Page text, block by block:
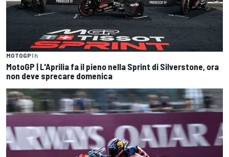
MOTOGP1 h
MotoGP | L'Aprilia fa il pieno nella Sprint di Silverstone, ora
non deve sprecare domenica